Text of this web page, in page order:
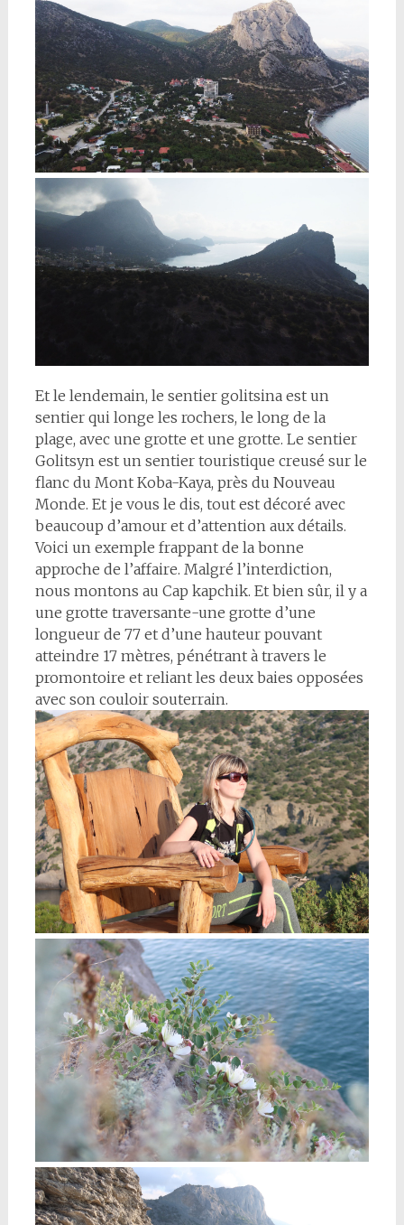
Et le lendemain, le sentier golitsina est un
sentier qui longe les rochers, le long de la
plage, avec une grotte et une grotte. Le sentier
Golitsyn est un sentier touristique creusé sur le
flanc du Mont Koba-Kaya, près du Nouveau
Monde. Et je vous le dis, tout est décoré avec
beaucoup d’amour et d’attention aux détails.
Voici un exemple frappant de la bonne
approche de l’affaire. Malgré l’interdiction,
nous montons au Cap kapchik. Et bien sûr, il y a
une grotte traversante-une grotte d’une
longueur de 77 et d’une hauteur pouvant
atteindre 17 mètres, pénétrant à travers le
promontoire et reliant les deux baies opposées
avec son couloir souterrain.